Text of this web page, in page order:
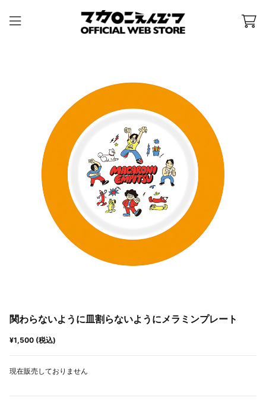
関わらないように皿割らないようにメラミンプレート
¥1,500 (税込)
現在販売しておりません